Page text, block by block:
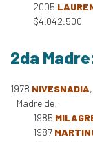
2005
$4.042.500
2da
1978 NIVESNADIA
Madre de:
1985
1987